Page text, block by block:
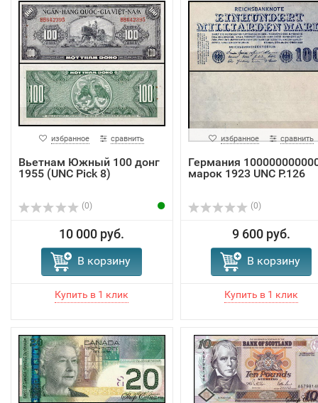
избранное сравнить
Вьетнам Южный 100 донг
1955 (UNC Pick 8)
(0)
10 000 руб.
В корзину
избранное сравнить
Германия
марок 1923 UNC P.126
(0)
9 600 руб.
В корзину